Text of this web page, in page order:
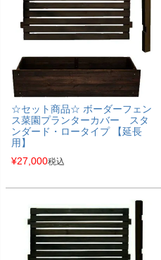
☆セット商品☆ ボーダーフェン
ス菜園プランターカバー スタ
ンダード・ロータイプ 【延長
用】
¥27,000税込